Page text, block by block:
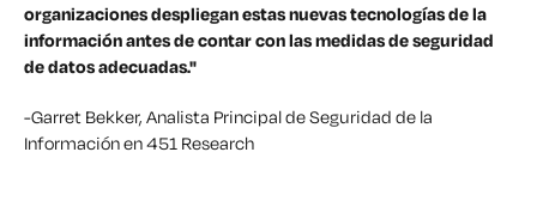
organizaciones despliegan estas nuevas tecnologías de la
información antes de contar con las medidas de seguridad
de datos adecuadas."
-Garret Bekker, Analista Principal de Seguridad de la
Información en 451 Research